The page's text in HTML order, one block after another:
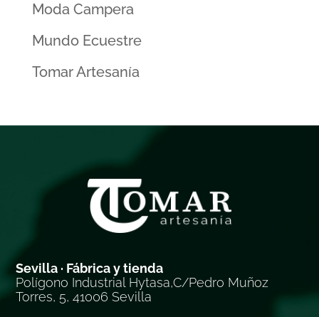
Moda Campera
Mundo Ecuestre
Tomar Artesanía
Sevilla · Fábrica y tienda
Polígono Industrial Hytasa,C/Pedro Muñoz
Torres, 5, 41006 Sevilla